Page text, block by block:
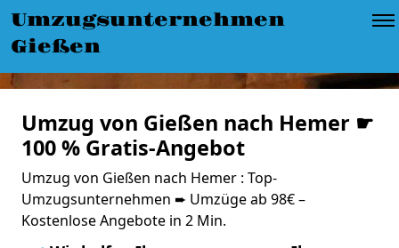
Umzugsunternehmen
Gießen
Umzug von Gießen nach Hemer ☛
100 % Gratis-Angebot
Umzug von Gießen nach Hemer : Top-
Umzugsunternehmen ➨ Umzüge ab 98€ –
Kostenlose Angebote in 2 Min.